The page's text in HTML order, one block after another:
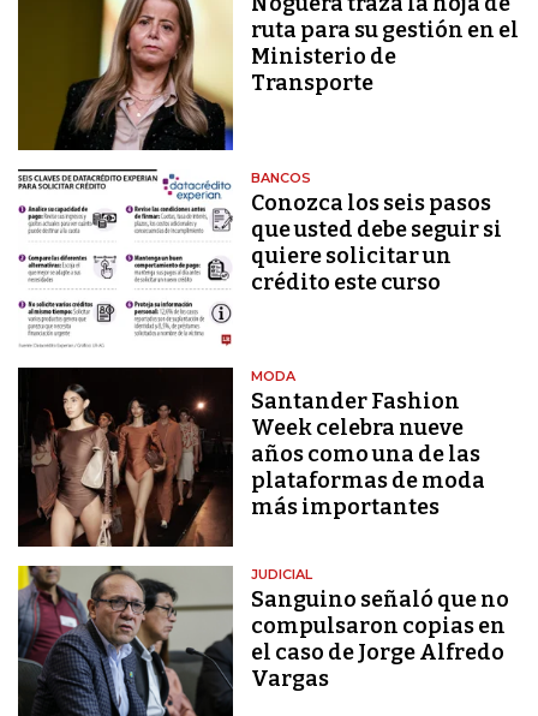
ruta para su gestión en el
Ministerio de
Transporte
BANCOS
Conozca los seis pasos
que usted debe seguir si
quiere solicitar un
crédito este curso
MODA
Santander Fashion
Week celebra nueve
años como una de las
plataformas de moda
más importantes
JUDICIAL
Sanguino señaló que no
compulsaron copias en
el caso de Jorge Alfredo
Vargas